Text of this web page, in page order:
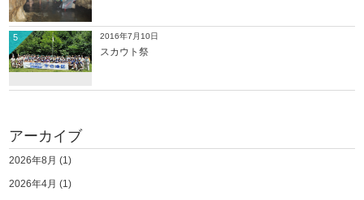
2016年7月10日
スカウト祭
5
アーカイブ
2026年8月 (1)
2026年4月 (1)